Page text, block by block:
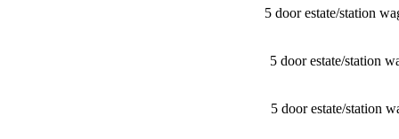
5 door estate/​station
5 door estate/​station
5 door estate/​station